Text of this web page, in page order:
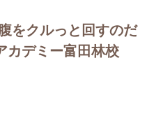
をクルっと回すのだ
カデミー富田林校